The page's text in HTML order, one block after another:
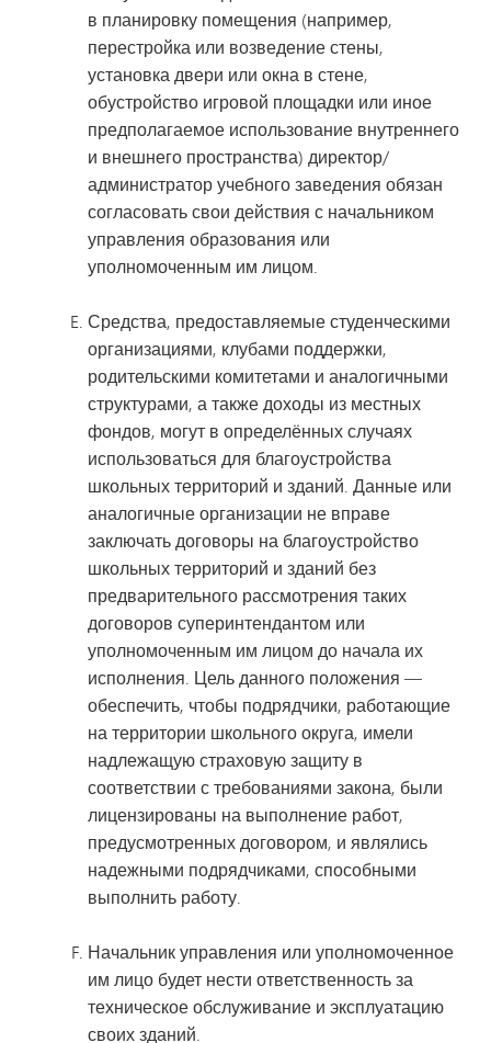
в планировку помещения (например,
перестройка или возведение стены,
установка двери или окна в стене,
обустройство игровой площадки или иное
предполагаемое использование внутреннего
и внешнего пространства) директор/
администратор учебного заведения обязан
согласовать свои действия с начальником
управления образования или
уполномоченным им лицом.
Средства, предоставляемые студенческими
организациями, клубами поддержки,
родительскими комитетами и аналогичными
структурами, а также доходы из местных
фондов, могут в определённых случаях
использоваться для благоустройства
школьных территорий и зданий. Данные или
аналогичные организации не вправе
заключать договоры на благоустройство
школьных территорий и зданий без
предварительного рассмотрения таких
договоров суперинтендантом или
уполномоченным им лицом до начала их
исполнения. Цель данного положения —
обеспечить, чтобы подрядчики, работающие
на территории школьного округа, имели
надлежащую страховую защиту в
соответствии с требованиями закона, были
лицензированы на выполнение работ,
предусмотренных договором, и являлись
надежными подрядчиками, способными
выполнить работу.
Начальник управления или уполномоченное
им лицо будет нести ответственность за
техническое обслуживание и эксплуатацию
своих зданий.